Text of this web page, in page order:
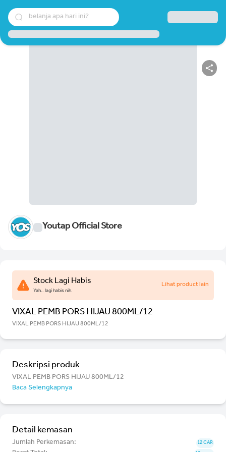
belanja apa hari ini?
Youtap Official Store
Stock Lagi Habis
Yah.. lagi habis nih.
Lihat product lain
VIXAL PEMB PORS HIJAU 800ML/12
VIXAL PEMB PORS HIJAU 800ML/12
Deskripsi produk
VIXAL PEMB PORS HIJAU 800ML/12
Baca Selengkapnya
Detail kemasan
Jumlah Perkemasan: 12 CAR